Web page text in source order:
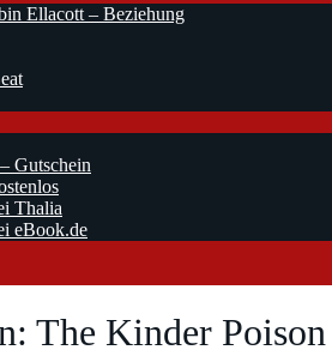
Ellacott – Beziehung
Gutschein
Thalia
eBook.de
The Kinder